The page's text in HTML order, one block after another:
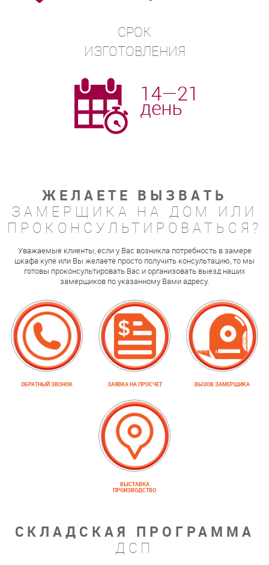
СРОК
ИЗГОТОВЛЕНИЯ
ЖЕЛАЕТЕ ВЫЗВАТЬ
ЗАМЕРЩИКА НА ДОМ ИЛИ
ПРОКОНСУЛЬТИРОВАТЬСЯ?
Уважаемые клиенты, если у Вас возникла потребность в замере
шкафа купе или Вы желаете просто получить консультацию, то мы
готовы проконсультировать Вас и организовать выезд наших
замерщиков по указанному Вами адресу.
ОБРАТНЫЙ ЗВОНОК ЗАЯВКА НА ПРОСЧЕТ ВЫЗОВ ЗАМЕРЩИКА
ВЫСТАВКА
ПРОИЗВОДСТВО
СКЛАДСКАЯ ПРОГРАММА
ДСП